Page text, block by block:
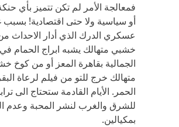
فمعالجة الأمر لم تكن تتميز بأي
أو سياسية ولا حتى اقتصادية! بسبب
عسكري الدرك الذي أدار الاحداث
خشبي متهالك يشبه ابراج الحمام
الجمالية بقاهرة المعز أو من كوخ
متهالك خرج للتو من فيلم لرعاة
الحمر. الأيام القادمة ستحتاج الى
للشرق والغرب لنشر المحبة وعدم
بمكيالين.